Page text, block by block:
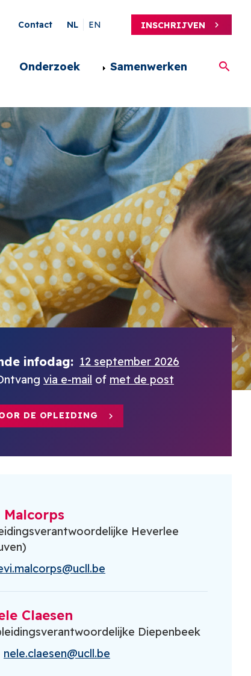
Contact NL EN INSCHRIJVEN
Onderzoek Samenwerken
infodag 12 september 2026
via e-mail of met de post
DE OPLEIDING
Malcorps
Heverlee
Claesen
Diepenbeek
nele.claesen@ucll.be